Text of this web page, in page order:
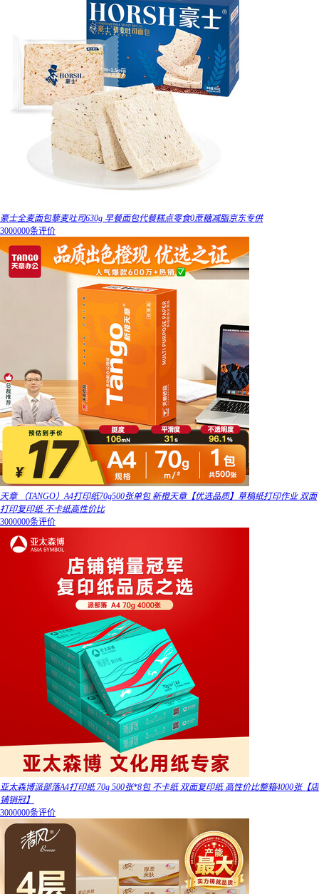
豪士全麦面包藜麦吐司630g 早餐面包代餐糕点零食0蔗糖减脂京东专供
3000000条评价
天章 （TANGO）A4打印纸70g500张单包 新橙天章【优选品质】草稿纸打印作业 双面
打印复印纸 不卡纸高性价比
3000000条评价
亚太森博派部落A4打印纸 70g 500张*8包 不卡纸 双面复印纸 高性价比整箱4000张【店
铺销冠】
3000000条评价